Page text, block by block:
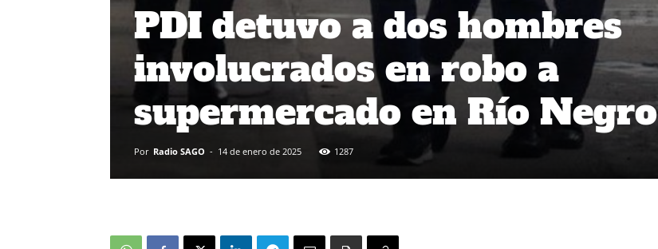
PDI detuvo a dos hombres
involucrados en robo a
supermercado en Río Negro
Por Radio SAGO - 14 de enero de 2025 1287